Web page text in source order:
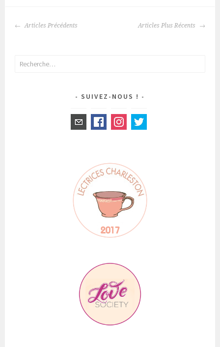
ARTICLES
Articles Précédents Articles Plus Récents
Rechercher :
SUIVEZ-NOUS !